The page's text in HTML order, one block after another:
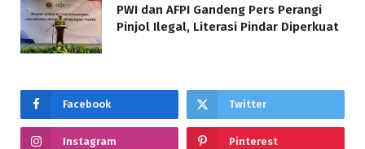
PWI dan AFPI Gandeng Pers Perangi
Pinjol Ilegal, Literasi Pindar Diperkuat
Facebook Twitter
Instagram Pinterest